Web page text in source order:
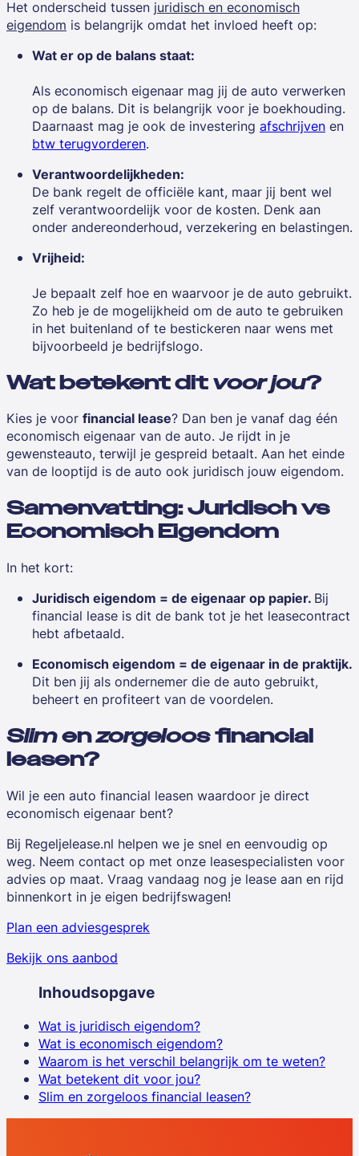
Het onderscheid tussen juridisch en economisch
eigendom is belangrijk omdat het invloed heeft op:
Wat er op de balans staat:
Als economisch eigenaar mag jij de auto verwerken
op de balans. Dit is belangrijk voor je boekhouding.
Daarnaast mag je ook de investering afschrijven en
btw terugvorderen.
Verantwoordelijkheden:
De bank regelt de officiële kant, maar jij bent wel
zelf verantwoordelijk voor de kosten. Denk aan
onder andereonderhoud, verzekering en belastingen.
Vrijheid:
Je bepaalt zelf hoe en waarvoor je de auto gebruikt.
Zo heb je de mogelijkheid om de auto te gebruiken
in het buitenland of te bestickeren naar wens met
bijvoorbeeld je bedrijfslogo.
Wat betekent dit voor jou?
Kies je voor financial lease? Dan ben je vanaf dag één
economisch eigenaar van de auto. Je rijdt in je
gewensteauto, terwijl je gespreid betaalt. Aan het einde
van de looptijd is de auto ook juridisch jouw eigendom.
Samenvatting: Juridisch vs
Economisch Eigendom
In het kort:
Juridisch eigendom = de eigenaar op papier. Bij
financial lease is dit de bank tot je het leasecontract
hebt afbetaald.
Economisch eigendom = de eigenaar in de praktijk.
Dit ben jij als ondernemer die de auto gebruikt,
beheert en profiteert van de voordelen.
Slimenzorgeloosfinancial
leasen?
Wil je een auto financial leasen waardoor je direct
economisch eigenaar bent?
Bij Regeljelease.nl helpen we je snel en eenvoudig op
weg. Neem contact op met onze leasespecialisten voor
advies op maat. Vraag vandaag nog je lease aan en rijd
binnenkort in je eigen bedrijfswagen!
Plan een adviesgesprek
Bekijk ons aanbod
Inhoudsopgave
Wat is juridisch eigendom?
Wat is economisch eigendom?
Waarom is het verschil belangrijk om te weten?
Wat betekent dit voor jou?
Slim en zorgeloos financial leasen?